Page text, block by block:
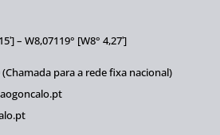
– W8,07119° [W8° 4,27ʹ]
(Chamada para a rede fixa nacional)